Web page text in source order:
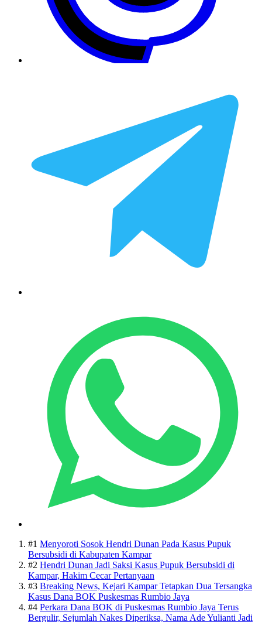
#1 Menyoroti Sosok Hendri Dunan Pada Kasus Pupuk
Bersubsidi di Kabupaten Kampar
#2 Hendri Dunan Jadi Saksi Kasus Pupuk Bersubsidi di
Kampar, Hakim Cecar Pertanyaan
#3 Breaking News, Kejari Kampar Tetapkan Dua Tersangka
Kasus Dana BOK Puskesmas Rumbio Jaya
#4 Perkara Dana BOK di Puskesmas Rumbio Jaya Terus
Bergulir, Sejumlah Nakes Diperiksa, Nama Ade Yulianti Jadi